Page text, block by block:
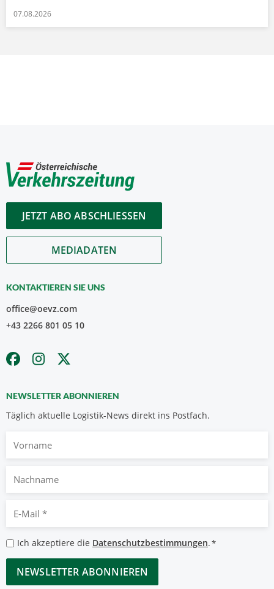
07.08.2026
JETZT ABO ABSCHLIESSEN
MEDIADATEN
KONTAKTIEREN SIE UNS
office@oevz.com
+43 2266 801 05 10
NEWSLETTER ABONNIEREN
Täglich aktuelle Logistik-News direkt ins Postfach.
Nachname
Mail
*
Datenschutzbestimmungen
*
Ich akzeptiere die Datenschutzbestimmungen.*
CAPTCHA